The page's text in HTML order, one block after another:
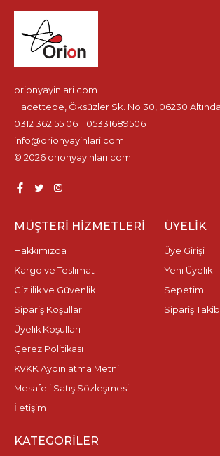
orionyayinlari.com
Hacettepe, Öksüzler Sk. No:30, 06230
0312 362 55 06
05331689506
info@orionyayinlari.com
© 2026 orionyayinlari.com
MÜŞTERI HIZMETLERI
Hakkımızda
Kargo ve Teslimat
Gizlilik ve Güvenlik
Sipariş Koşulları
Üyelik Koşulları
Çerez Politikası
KVKK Aydınlatma Metni
Mesafeli Satış Sözleşmesi
İletişim
ÜYELIK
Üye Girişi
Yeni Üyelik
Sepetim
Sipariş
KATEGORILER